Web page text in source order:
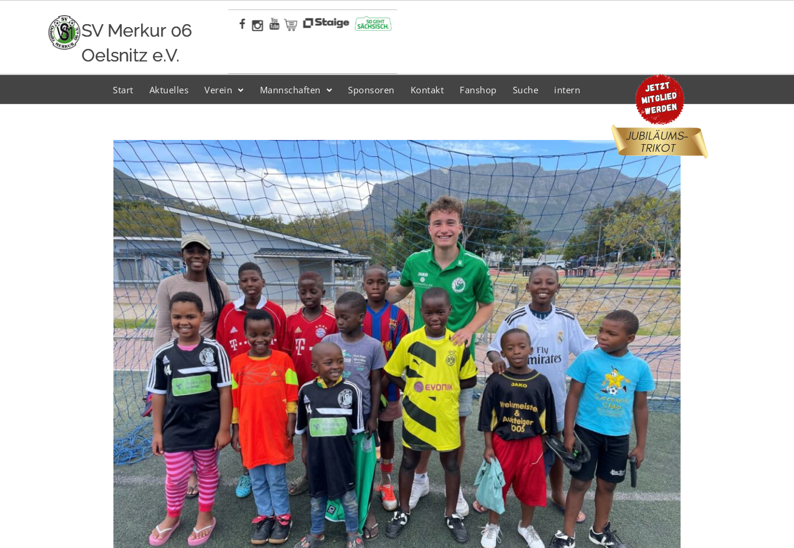
SV Merkur 06
Oelsnitz e.V.
Start Aktuelles Verein Mannschaften Sponsoren Kontakt Fanshop Suche intern